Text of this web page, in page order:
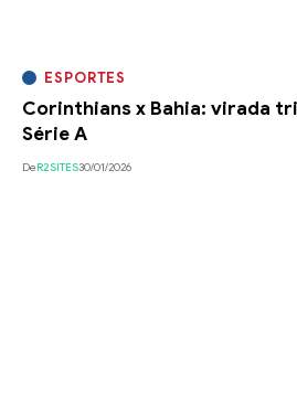
ESPORTES
Corinthians x Bahia: virada
Série A
DeR2SITES30/01/2026